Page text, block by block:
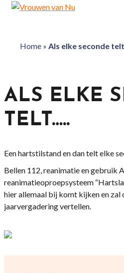
Home» Als elke seconde
ALS ELKE
TELT…..
Een hartstilstand en dan telt elke
Bellen 112, reanimatie en gebruik
reanimatieoproepsysteem
hier allemaal bij komt kijken en zal
jaarvergadering vertellen.